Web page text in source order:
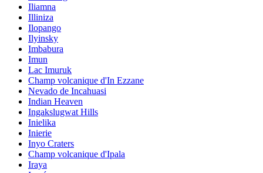
Iliamna
Illiniza
Ilopango
Ilyinsky
Imbabura
Imun
Lac Imuruk
Champ volcanique d'In Ezzane
Nevado de Incahuasi
Indian Heaven
Ingakslugwat Hills
Inielika
Inierie
Inyo Craters
Champ volcanique d'Ipala
Iraya